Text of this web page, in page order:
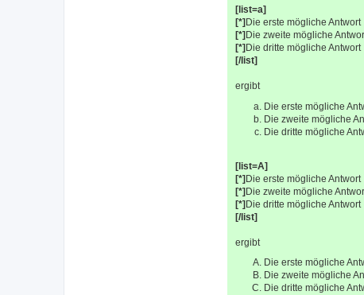
[list=a]
[*] Die erste mögliche Antwort
[*] Die zweite mögliche
[*] Die dritte mögliche Antwort
[/list]
ergibt
Die erste mögliche
Die zweite mögliche
Die dritte mögliche
[list=A]
[*]Die erste mögliche Antwort
[*]Die zweite mögliche
[*]Die dritte mögliche Antwort
[/list]
ergibt
Die erste mögliche
Die zweite mögliche
Die dritte mögliche